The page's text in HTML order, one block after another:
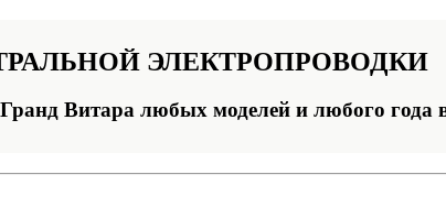
ЭЛЕКТРОПРОВОДКИ
Витара любых моделей и любого года